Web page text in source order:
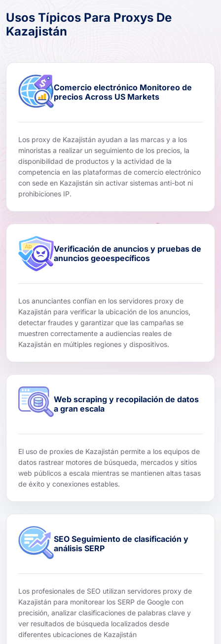
Usos Típicos Para Proxys De
Kazajistán
Comercio electrónico Monitoreo de
precios Across US Markets
Los proxy de Kazajistán ayudan a las marcas y a los
minoristas a realizar un seguimiento de los precios, la
disponibilidad de productos y la actividad de la
competencia en las plataformas de comercio electrónico
con sede en Kazajistán sin activar sistemas anti-bot ni
prohibiciones IP.
Verificación de anuncios y pruebas de
anuncios geoespecíficos
Los anunciantes confían en los servidores proxy de
Kazajistán para verificar la ubicación de los anuncios,
detectar fraudes y garantizar que las campañas se
muestren correctamente a audiencias reales de
Kazajistán en múltiples regiones y dispositivos.
Web scraping y recopilación de datos
a gran escala
El uso de proxies de Kazajistán permite a los equipos de
datos rastrear motores de búsqueda, mercados y sitios
web públicos a escala mientras se mantienen altas tasas
de éxito y conexiones estables.
SEO Seguimiento de clasificación y
análisis SERP
Los profesionales de SEO utilizan servidores proxy de
Kazajistán para monitorear los SERP de Google con
precisión, analizar clasificaciones de palabras clave y
ver resultados de búsqueda localizados desde
diferentes ubicaciones de Kazajistán